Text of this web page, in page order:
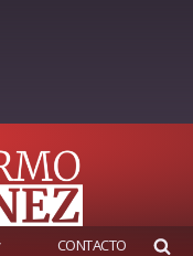
CONTACTO